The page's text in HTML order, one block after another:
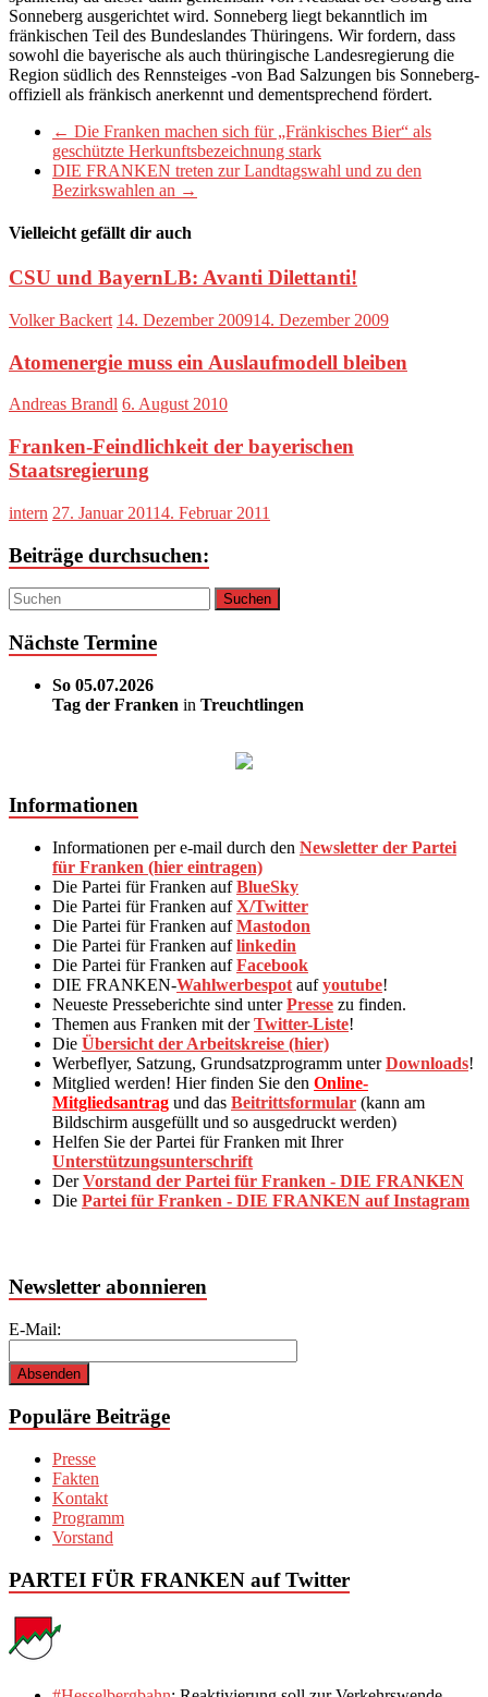
Sonneberg ausgerichtet wird. Sonneberg liegt bekanntlich im
fränkischen Teil des Bundeslandes Thüringens. Wir fordern, dass
sowohl die bayerische als auch thüringische Landesregierung die
Region südlich des Rennsteiges -von Bad Salzungen bis Sonneberg-
offiziell als fränkisch anerkennt und dementsprechend fördert.
← Die Franken machen sich für „Fränkisches Bier“ als
geschützte Herkunftsbezeichnung stark
DIE FRANKEN treten zur Landtagswahl und zu den
Bezirkswahlen an →
Vielleicht gefällt dir auch
CSU und BayernLB: Avanti Dilettanti!
Volker Backert 14. Dezember 200914. Dezember 2009
Atomenergie muss ein Auslaufmodell bleiben
Andreas Brandl 6. August 2010
Franken-Feindlichkeit der bayerischen
Staatsregierung
intern 27. Januar 20114. Februar 2011
Beiträge durchsuchen:
Nächste Termine
So 05.07.2026
Tag der Franken in Treuchtlingen
Informationen
Informationen per e-mail durch den Newsletter der Partei
für Franken (hier eintragen)
Die Partei für Franken aufBlueSky
Die Partei für Franken aufX/Twitter
Die Partei für Franken aufMastodon
Die Partei für Franken auflinkedin
Die Partei für Franken aufFacebook
DIE FRANKEN-Wahlwerbespot aufyoutube!
Neueste Presseberichte sind unterPresse zu finden.
Themen aus Franken mit derTwitter-Liste!
Die Übersicht der Arbeitskreise (hier)
Werbeflyer, Satzung, Grundsatzprogramm unterDownloads!
Mitglied werden! Hier finden Sie den Online-
Mitgliedsantrag und das Beitrittsformular (kann am
Bildschirm ausgefüllt und so ausgedruckt werden)
Helfen Sie der Partei für Franken mit Ihrer
Unterstützungsunterschrift
DerVorstand der Partei für Franken - DIE FRANKEN
Die Partei für Franken - DIE FRANKEN auf Instagram
Newsletter abonnieren
E-Mail:
Populäre Beiträge
Presse
Fakten
Kontakt
Programm
Vorstand
PARTEI FÜR FRANKEN auf Twitter